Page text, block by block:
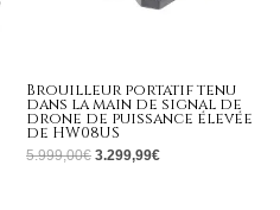
Brouilleur portatif tenu
dans la main de signal de
drone de puissance élevée
de HW08US
5.999,00€ 3.299,99€